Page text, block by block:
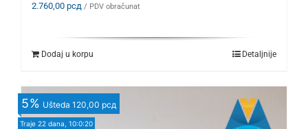
2.760,00 рсд / PDV obračunat
Dodaj u korpu Detaljnije
5% Ušteda 120,00 рсд
Traje 22 dana, 10:0:18